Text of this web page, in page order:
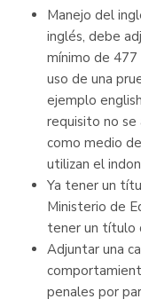
Manejo del
inglés, debe
mínimo de
uso de una
ejemplo
requisito no se
como medio
utilizan el
Ya tener un
Ministerio de
tener un título
Adjuntar una
penales por